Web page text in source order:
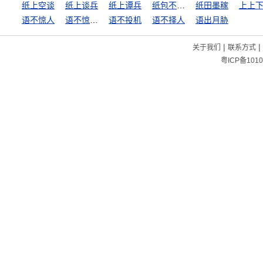
纸上空谈 纸上谈兵 纸上谭兵 纸田墨稼
上上
语不惊人
语不投机 语不择人 语出月胁
关于我们 | 联系方式|
粤ICP备